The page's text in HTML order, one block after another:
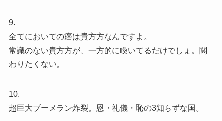
9.
全てにおいての癌は貴方方なんですよ。
常識のない貴方方が、一方的に喚いてるだけでしょ。関
わりたくない。
10.
超巨大ブーメラン炸裂。恩・礼儀・恥の3知らずな国。